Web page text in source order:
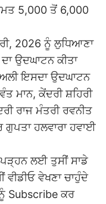
5,000 ਤੋਂ 6,000
2026 ਨੂੰ ਲੁਧਿਆਣਾ
ਉਦਘਾਟਨ ਕੀਤਾ
ਇਸਦਾ ਉਦਘਾਟਨ
ਮਾਨ, ਕੇਂਦਰੀ ਸ਼ਹਿਰੀ
ਰਾਜ ਮੰਤਰੀ ਰਵਨੀਤ
ਗੁਪਤਾ ਹਲਵਾਰਾ ਹਵਾਈ
ਲਈ ਤੁਸੀਂ ਸਾਡੇ
ਵੇਖਣਾ ਚਾਹੁੰਦੇ
Subscribe ਕਰ